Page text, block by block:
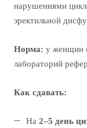
нарушениями
эректильной
Норма: у женщин
лабораторий
Как сдавать:
На 2–5 день